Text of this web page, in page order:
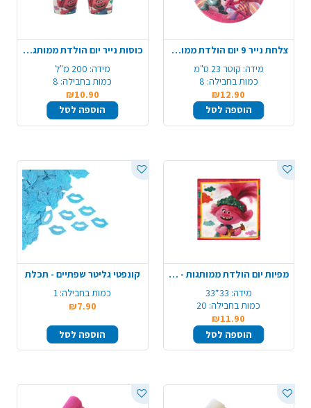
צלחת נייר 9 יום הולדת ממותגת - טרולים
מידה: קוטר 23 ס"מ
כמות בחבילה: 8
₪12.90
הוספה לסל
כוסות נייר יום הולדת ממותגות - טרולים
מידה: 200 מ"ל
כמות בחבילה: 8
₪10.90
הוספה לסל
מפיות יום הולדת ממותגות - טרולים
מידה: 33*33
כמות בחבילה: 20
₪11.90
הוספה לסל
קונפטי גליטר שפתיים - תכלת
כמות בחבילה: 1
₪7.90
הוספה לסל